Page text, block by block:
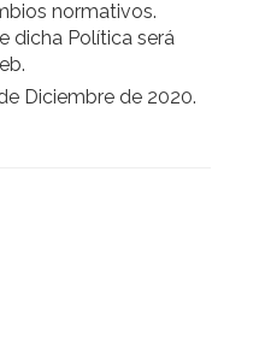
normativos.
dicha Política será
Diciembre de 2020.